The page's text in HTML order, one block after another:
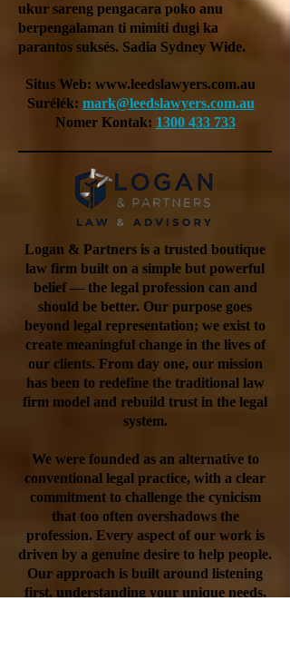
ukur sareng pengacara poko anu
berpengalaman ti mimiti dugi ka
parantos suksés. Sadia Sydney Wide.
Situs Web: www.leedslawyers.com.au
Surélék: mark@leedslawyers.com.au
Nomer Kontak: 1300 433 733
Logan & Partners is a trusted boutique
law firm built on a simple but powerful
belief — the legal profession can and
should be better. Our purpose goes
beyond legal representation; we exist to
create meaningful change in the lives of
our clients. From day one, our mission
has been to redefine the traditional law
firm model and rebuild trust in the legal
system.
We were founded as an alternative to
conventional legal practice, with a clear
commitment to challenge the cynicism
that too often overshadows the
profession. Every aspect of our work is
driven by a genuine desire to help people.
Our approach is built around listening
first, understanding your unique needs,